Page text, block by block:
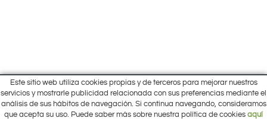
Inicio
Ofertas
Marcas
Pol. Cantalgallo Calle A Naves 10-12
ARACENA (Huelva)
959 12 63 64
Este sitio web utiliza cookies propias y de terceros para mejorar nuestros
servicios y mostrarle publicidad relacionada con sus preferencias mediante el
análisis de sus hábitos de navegación. Si continua navegando, consideramos
que acepta su uso. Puede saber más sobre nuestra política de cookies aquí